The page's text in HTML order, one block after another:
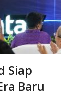
Siap
Baru